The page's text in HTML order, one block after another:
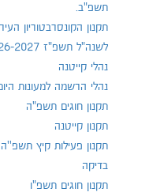
תשפ"ב.
תקנון הקונסרבטוריון
לשנה"ל תשפ"ז 2026-2027
נהלי קייטנה
נהלי הרשמה למעונות
תקנון חוגים תשפ"ה
תקנון קייטנה
תקנון פעילות קיץ תשפ''ה
בדיקה
תקנון חוגים תשפ"ו